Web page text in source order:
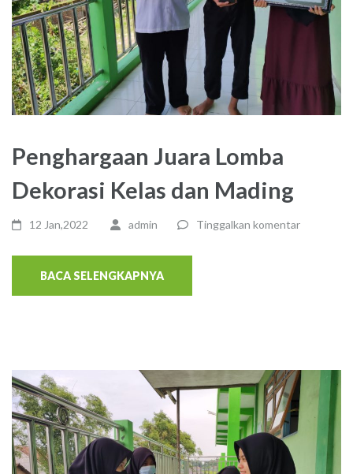
Penghargaan Juara Lomba
Dekorasi Kelas dan Mading
12 Jan,2022 admin Tinggalkan komentar
BACA SELENGKAPNYA